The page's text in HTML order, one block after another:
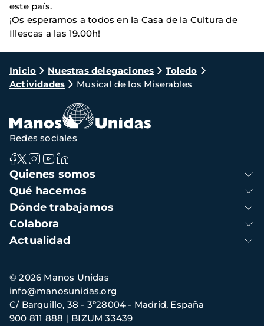
este país.
¡Os esperamos a todos en la Casa de la Cultura de
Illescas a las 19.00h!
Ruta
de
navegación
Inicio Nuestras delegaciones
Toledo
Actividades
Musical de los Miserables
Navegación
principal
Quienes somos
Qué hacemos
Dónde trabajamos
Colabora
Actualidad
Redes sociales
Información
de
contacto
© 2026 Manos Unidas
C/ Barquillo, 38 - 3º28004 - Madrid, España
900 811 888
BIZUM 33439
info@manosunidas.org